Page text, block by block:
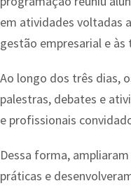
em atividades voltadas
gestão empresarial e
Ao longo dos três dias,
palestras, debates e
e profissionais
Dessa forma,
práticas e